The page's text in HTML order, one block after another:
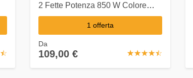
☆
★
2 Fette Potenza 850 W Colore
Rosa
1 offerta
☆☆☆☆☆
★★★★★
Da
109,00 €